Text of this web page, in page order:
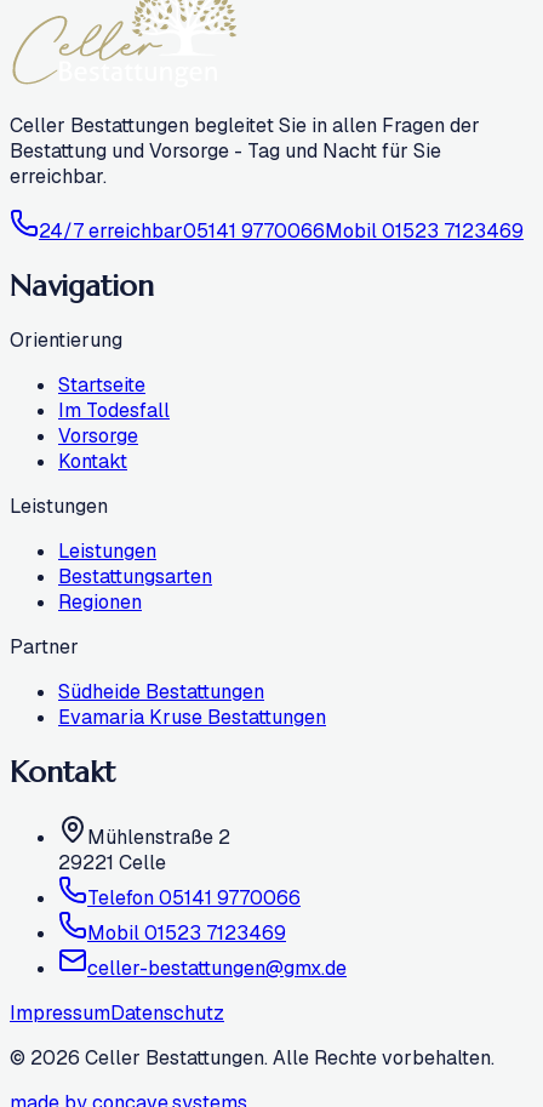
Celler Bestattungen begleitet Sie in allen Fragen der
Bestattung und Vorsorge - Tag und Nacht für Sie
erreichbar.
24/7 erreichbar05141 9770066Mobil01523 7123469
Navigation
Orientierung
Startseite
Im Todesfall
Vorsorge
Kontakt
Leistungen
Leistungen
Bestattungsarten
Regionen
Partner
Südheide Bestattungen
Evamaria Kruse Bestattungen
Kontakt
Mühlenstraße 2
29221 Celle
Telefon05141 9770066
Mobil01523 7123469
celler-bestattungen@gmx.de
ImpressumDatenschutz
© 2026 Celler Bestattungen. Alle Rechte vorbehalten.